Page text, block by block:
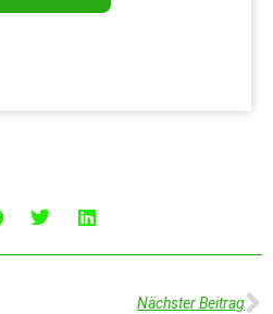
Nächster Beitrag